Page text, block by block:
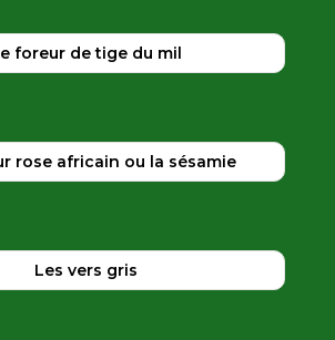
foreur de tige du mil
rose africain ou la sésamie
Les vers gris